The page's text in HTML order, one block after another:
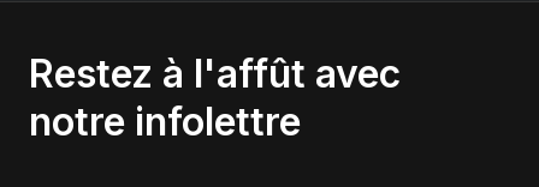
Restez à l'affût avec
notre infolettre